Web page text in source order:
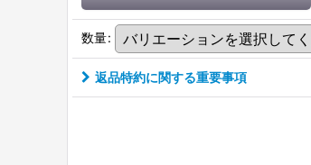
数量:
返品特約に関する重要事項